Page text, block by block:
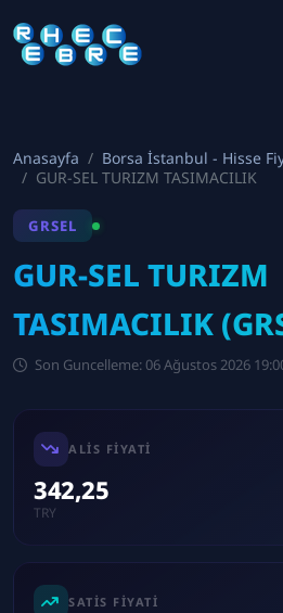
Anasayfa
Borsa İstanbul - Hisse
GUR-SEL TURIZM TASIMACILIK
GRSEL
GUR-SEL TURIZM
TASIMACILIK
Son Guncelleme: 06 Ağustos 2026
ALIS FIYATI
342,25
TRY
SATIS FIYATI